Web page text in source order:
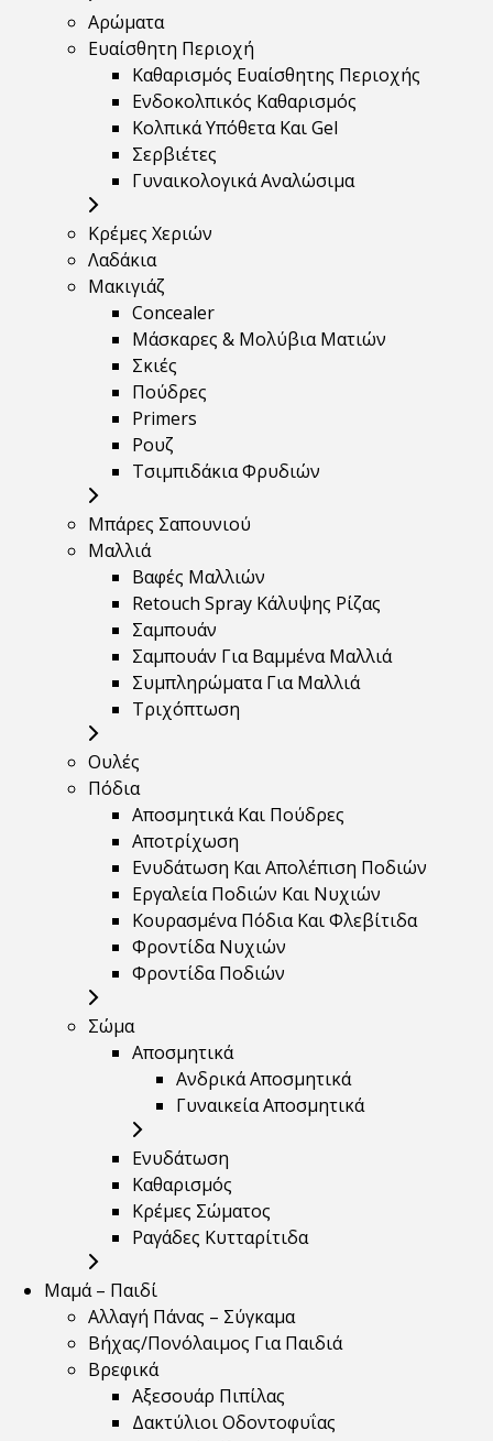
Αρώματα
Ευαίσθητη Περιοχή
Καθαρισμός Ευαίσθητης Περιοχής
Ενδοκολπικός Καθαρισμός
Κολπικά Υπόθετα Και Gel
Σερβιέτες
Γυναικολογικά Αναλώσιμα
Κρέμες Χεριών
Λαδάκια
Μακιγιάζ
Concealer
Μάσκαρες & Μολύβια Ματιών
Σκιές
Πούδρες
Primers
Ρουζ
Τσιμπιδάκια Φρυδιών
Μπάρες Σαπουνιού
Μαλλιά
Βαφές Μαλλιών
Retouch Spray Κάλυψης Ρίζας
Σαμπουάν
Σαμπουάν Για Βαμμένα Μαλλιά
Συμπληρώματα Για Μαλλιά
Τριχόπτωση
Ουλές
Πόδια
Αποσμητικά Και Πούδρες
Αποτρίχωση
Ενυδάτωση Και Απολέπιση Ποδιών
Εργαλεία Ποδιών Και Νυχιών
Κουρασμένα Πόδια Και Φλεβίτιδα
Φροντίδα Νυχιών
Φροντίδα Ποδιών
Σώμα
Αποσμητικά
Ανδρικά Αποσμητικά
Γυναικεία Αποσμητικά
Ενυδάτωση
Καθαρισμός
Κρέμες Σώματος
Ραγάδες Κυτταρίτιδα
Μαμά – Παιδί
Αλλαγή Πάνας – Σύγκαμα
Βήχας/Πονόλαιμος Για Παιδιά
Βρεφικά
Αξεσουάρ Πιπίλας
Δακτύλιοι Οδοντοφυΐας